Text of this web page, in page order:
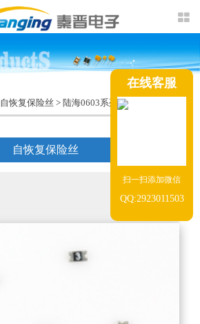
在线客服
扫一扫添加微信
QQ:2923011503
自恢复保险丝 > 陆海0603系列 >
自恢复保险丝